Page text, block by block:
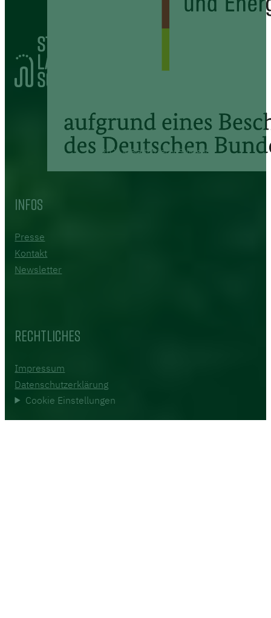
2026 © Startup Labor Schwedt
Infos
Presse
Kontakt
Newsletter
Rechtliches
Impressum
Datenschutzerklärung
Cookie Einstellungen